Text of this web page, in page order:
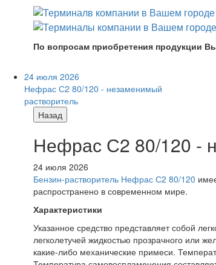
По вопросам приобретения продукции
24 июля 2026
Нефрас С2 80/120 - незаменимый
растворитель
Назад
Нефрас С2 80/120 -
24 июля 2026
Бензин-растворитель Нефрас С2 80/120
распространено в современном мире.
Характеристики
Указанное средство представляет собой
легколетучей жидкостью прозрачного или
какие-либо механические примеси.